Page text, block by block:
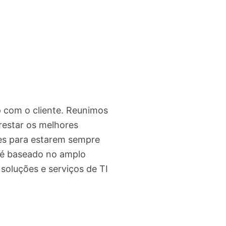
o cliente. Reunimos
os melhores
para estarem sempre
baseado no amplo
e serviços de TI